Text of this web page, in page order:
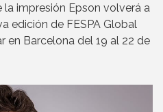
impresión Epson volverá a
edición de FESPA Global
en Barcelona del 19 al 22 de